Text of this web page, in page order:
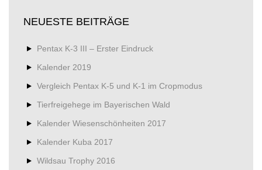
NEUESTE BEITRÄGE
Pentax K-3 III – Erster Eindruck
Kalender 2019
Vergleich Pentax K-5 und K-1 im Cropmodus
Tierfreigehege im Bayerischen Wald
Kalender Wiesenschönheiten 2017
Kalender Kuba 2017
Wildsau Trophy 2016